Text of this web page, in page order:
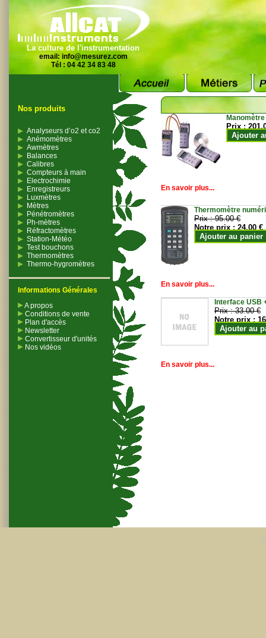
La culture de l'instrumentation
email: info@mesurez.com
Tél : 04 42 34 83 48
Nos produits
Analyseurs d’o2 et co2
Anémomètres
Awmètres
Balances
Calibres
Compteurs à main
Electrochimie
Enregistreurs
Luxmètres
Mètres
Pénétromètres
Ph-mètres
Réfractomètres
Station-Météo
Test bouchons
Thermomètres
Thermo-hygromètres
Informations Générales
A propos
Conditions de vente
Plan d'accès
Newsletter
Convertisseur d'unités
Nos vidéos
Prix :
Ajouter
En savoir plus...
Thermomètre
Prix :95.00 €
Notre prix :24.00 €
Ajouter au panier
En savoir plus...
Interface USB
Prix :33.00 €
Notre prix :
Ajouter au
En savoir plus...